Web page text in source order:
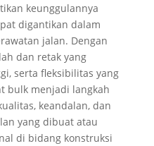
keunggulannya
digantikan dalam
jalan. Dengan
dan retak yang
serta fleksibilitas yang
bulk menjadi langkah
keandalan, dan
yang dibuat atau
di bidang konstruksi